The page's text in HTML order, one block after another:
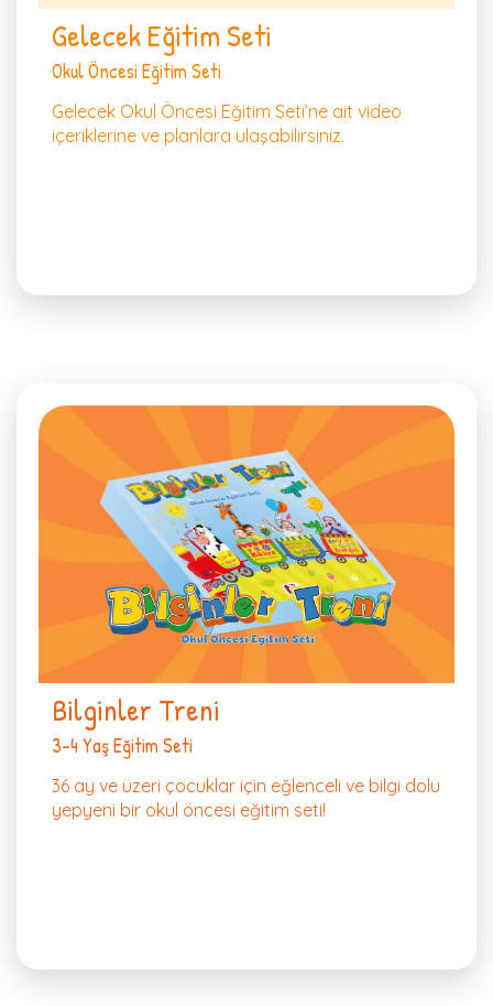
Gelecek Eğitim Seti
Okul Öncesi Eğitim Seti
Gelecek Okul Öncesi Eğitim Seti’ne ait video
içeriklerine ve planlara ulaşabilirsiniz.
Bilginler Treni
3-4 Yaş Eğitim Seti
36 ay ve üzeri çocuklar için eğlenceli ve bilgi dolu
yepyeni bir okul öncesi eğitim seti!